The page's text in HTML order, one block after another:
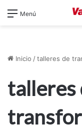
Menú
Inicio /talleres de
talleres